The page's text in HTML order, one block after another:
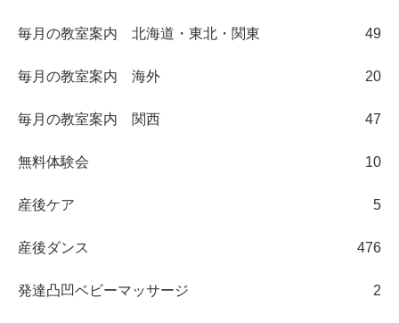
毎月の教室案内 北海道・東北・関東 49
毎月の教室案内 海外 20
毎月の教室案内 関西 47
無料体験会 10
産後ケア 5
産後ダンス 476
発達凸凹ベビーマッサージ 2